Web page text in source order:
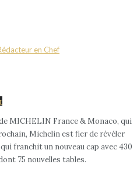
en Chef
MICHELIN France & Monaco, qui
Michelin est fier de révéler
franchit un nouveau cap avec 430
75 nouvelles tables.